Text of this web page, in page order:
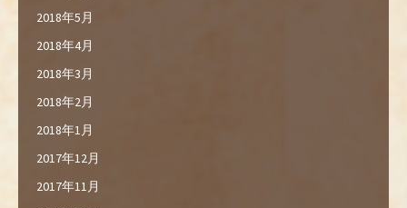
2018年5月
2018年4月
2018年3月
2018年2月
2018年1月
2017年12月
2017年11月